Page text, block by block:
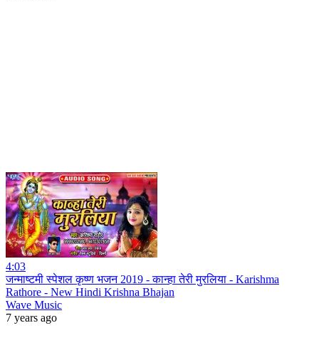
4:03
जन्माष्टमी स्पेशल कृष्ण भजन 2019 - कान्हा तेरी मुरलिया - Karishma
Rathore - New Hindi Krishna Bhajan
Wave Music
7 years ago